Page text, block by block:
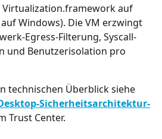
auf
auf Windows). Die VM erzwingt
Egress-Filterung, Syscall-
und Benutzerisolation pro
technischen Überblick siehe
Sicherheitsarchitektur-
Trust Center.